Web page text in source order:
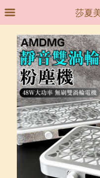
莎夏